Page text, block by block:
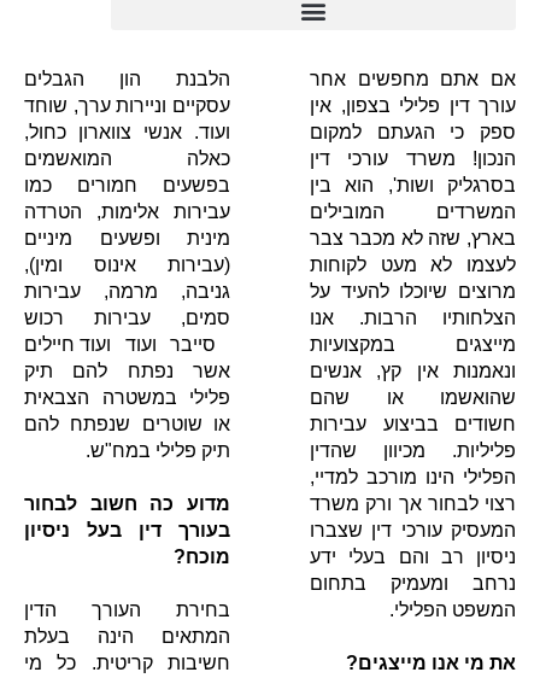
אם אתם מחפשים אחר
עורך דין פלילי בצפון, אין
ספק כי הגעתם למקום
הנכון! משרד עורכי דין
בסרגליק ושות', הוא בין
המשרדים המובילים
בארץ, שזה לא מכבר צבר
לעצמו לא מעט לקוחות
מרוצים שיוכלו להעיד על
הצלחותיו הרבות. אנו
מייצגים במקצועיות
ונאמנות אין קץ, אנשים
שהואשמו או שהם
חשודים בביצוע עבירות
פליליות. מכיוון שהדין
הפלילי הינו מורכב למדיי,
רצוי לבחור אך ורק משרד
המעסיק עורכי דין שצברו
ניסיון רב והם בעלי ידע
נרחב ומעמיק בתחום
המשפט הפלילי.
את מי אנו מייצגים?
הלבנת הון הגבלים
עסקיים וניירות ערך, שוחד
ועוד. אנשי צווארון כחול,
כאלה המואשמים
בפשעים חמורים כמו
עבירות אלימות, הטרדה
מינית ופשעים מיניים
(עבירות אינוס ומין),
גניבה, מרמה, עבירות
סמים, עבירות רכוש
סייבר ועוד ועוד חיילים
אשר נפתח להם תיק
פלילי במשטרה הצבאית
או שוטרים שנפתח להם
תיק פלילי במח"ש.
מדוע כה חשוב לבחור
בעורך דין בעל ניסיון
מוכח?
בחירת העורך הדין
המתאים הינה בעלת
חשיבות קריטית. כל מי